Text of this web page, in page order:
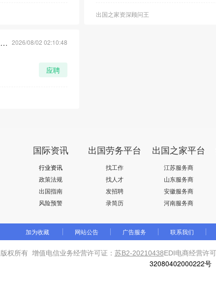
出国之家资深顾问王
2026/08/02 02:10:48
一手单韩国厨师帮厨面点师招聘计划 荐
急
应聘
国际资讯
行业资讯
政策法规
出国指南
风险预警
出国劳务平台
找工作
找人才
发招聘
录简历
出国之家平台
江苏服务商
山东服务商
安徽服务商
河南服务商
加为收藏 网站公告 广告服务 联系我们
版权所有 增值电信业务经营许可证： 苏B2-20210438EDI电商经营许
32080402000222号